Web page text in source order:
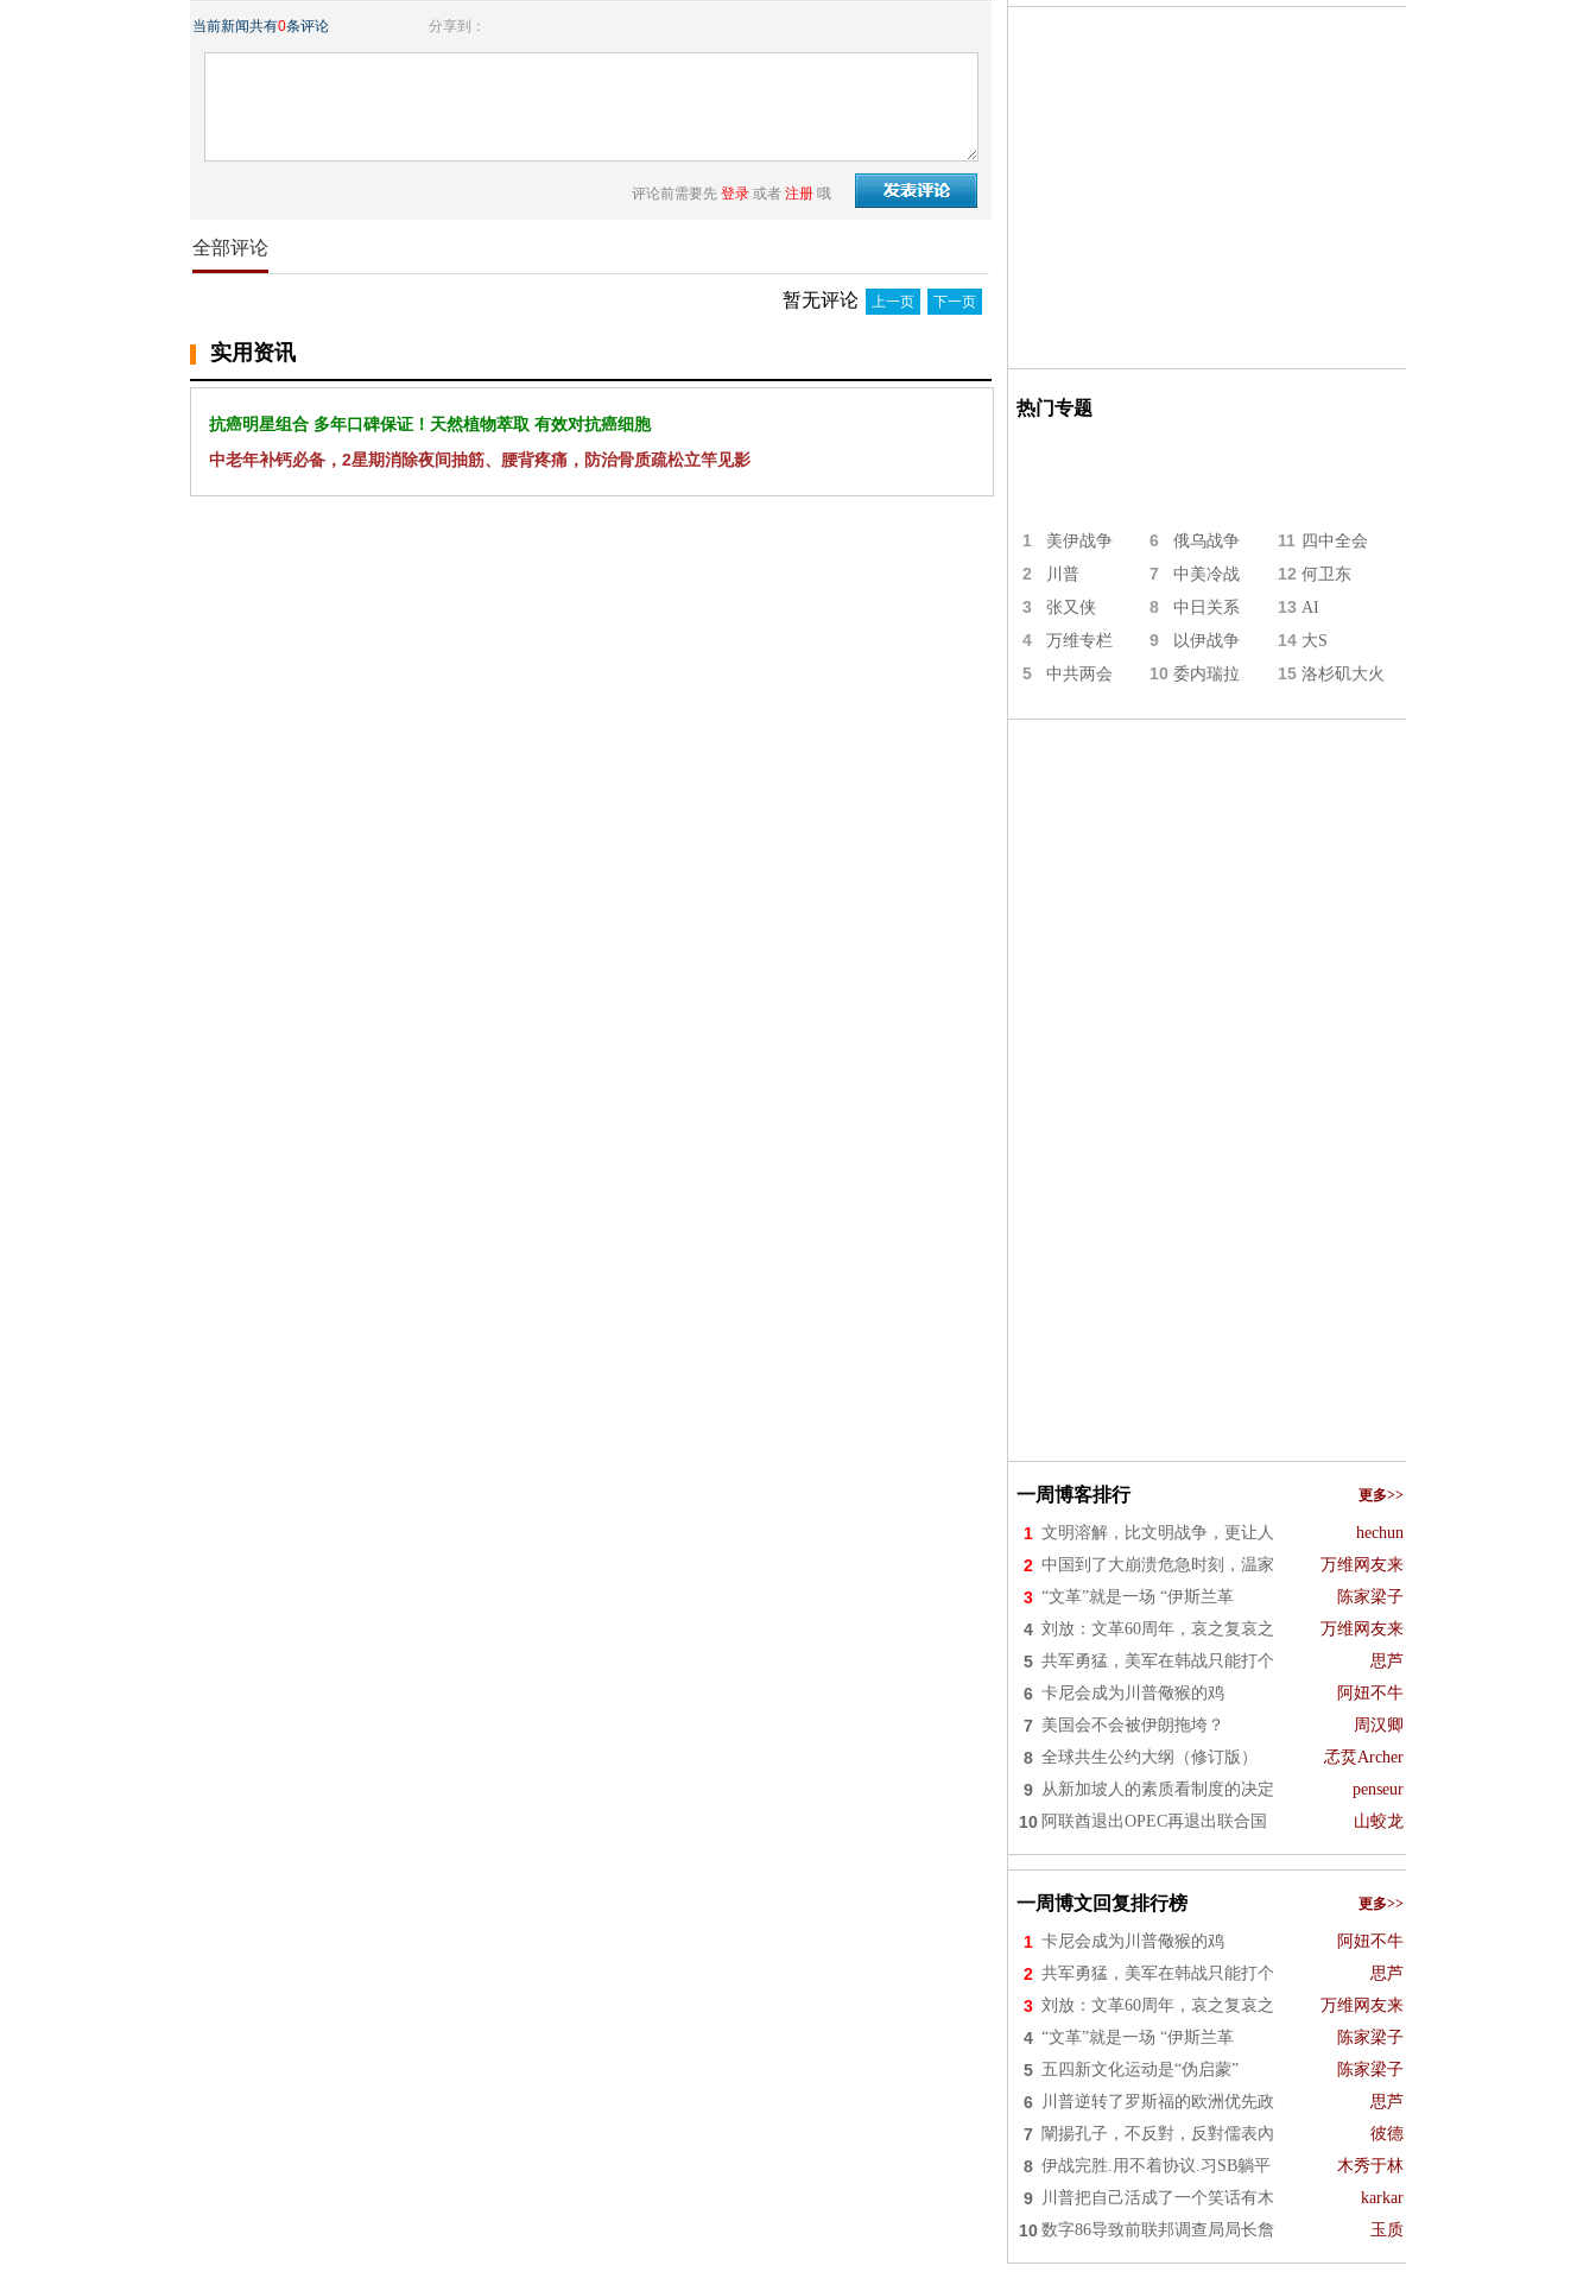
当前新闻共有0条评论 分享到：
评论前需要先 登录 或者 注册 哦
全部评论
暂无评论 上一页 下一页
实用资讯
抗癌明星组合 多年口碑保证！天然植物萃取 有效对抗癌细胞
中老年补钙必备，2星期消除夜间抽筋、腰背疼痛，防治骨质疏松立竿见影
热门专题
1 美伊战争 6 俄乌战争 11 四中全会
2 川普 7 中美冷战 12 何卫东
3 张又侠 8 中日关系 13 AI
4 万维专栏 9 以伊战争 14 大S
5 中共两会 10 委内瑞拉 15 洛杉矶大火
一周博客排行 更多>>
1 文明溶解，比文明战争，更让人 hechun
2 中国到了大崩溃危急时刻，温家 万维网友来
3 “文革”就是一场 “伊斯兰革 陈家梁子
4 刘放：文革60周年，哀之复哀之 万维网友来
5 共军勇猛，美军在韩战只能打个 思芦
6 卡尼会成为川普儆猴的鸡 阿妞不牛
7 美国会不会被伊朗拖垮？ 周汉卿
8 全球共生公约大纲（修订版） 孞烎Archer
9 从新加坡人的素质看制度的决定 penseur
10 阿联酋退出OPEC再退出联合国 山蛟龙
一周博文回复排行榜 更多>>
1 卡尼会成为川普儆猴的鸡 阿妞不牛
2 共军勇猛，美军在韩战只能打个 思芦
3 刘放：文革60周年，哀之复哀之 万维网友来
4 “文革”就是一场 “伊斯兰革 陈家梁子
5 五四新文化运动是“伪启蒙” 陈家梁子
6 川普逆转了罗斯福的欧洲优先政 思芦
7 闡揚孔子，不反對，反對儒表內 彼德
8 伊战完胜.用不着协议.习SB躺平 木秀于林
9 川普把自己活成了一个笑话有木 karkar
10 数字86导致前联邦调查局局长詹 玉质